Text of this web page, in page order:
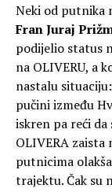
Neki od putnika
Fran Juraj
podijelio status
na OLIVERU, a
nastalu
pučini između
iskren pa reći da
OLIVERA
putnicima
trajektu. Čak su